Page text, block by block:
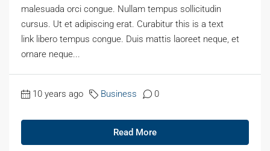
malesuada orci congue. Nullam tempus sollicitudin
cursus. Ut et adipiscing erat. Curabitur this is a text
link libero tempus congue. Duis mattis laoreet neque, et
ornare neque...
10 years ago Business 0
Read More